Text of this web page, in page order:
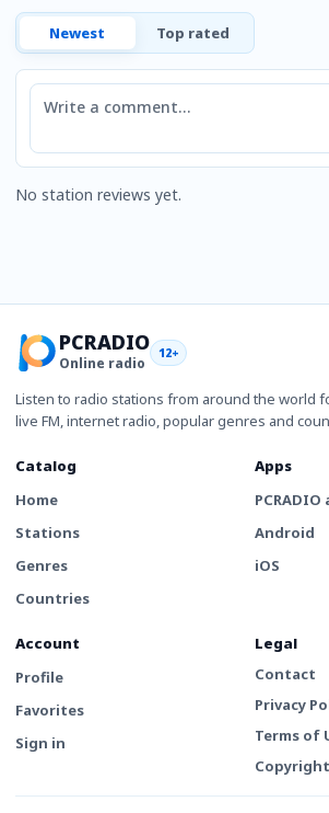
Newest Top rated
Comment
No station reviews yet.
PCRADIO
Online radio
12+
Listen to radio stations from around the world
live FM, internet radio, popular genres and
Catalog
Home
Stations
Genres
Countries
Apps
PCRADIO
Android
iOS
Account
Profile
Favorites
Sign in
Legal
Contact
Privacy
Terms of